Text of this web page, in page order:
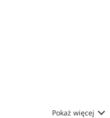
Pokaż więcej